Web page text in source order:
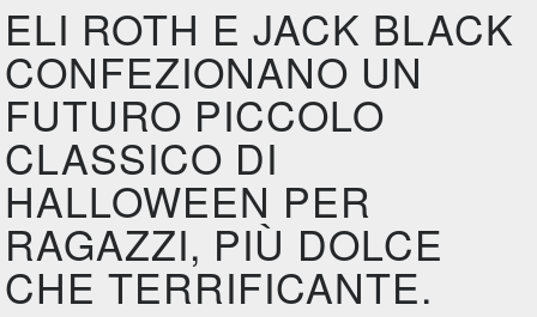
ELI ROTH E JACK BLACK
CONFEZIONANO UN
FUTURO PICCOLO
CLASSICO DI
HALLOWEEN PER
RAGAZZI, PIÙ DOLCE
CHE TERRIFICANTE.